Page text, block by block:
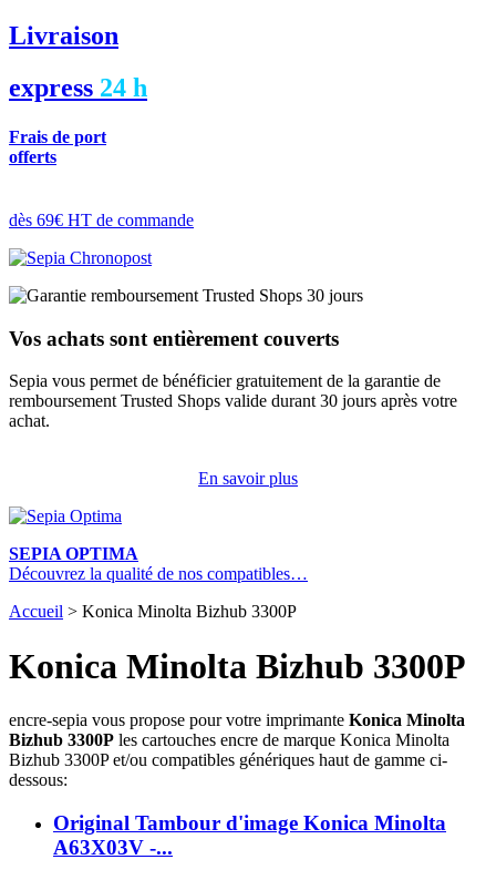
Livraison
express 24 h
Frais de port
offerts
dès 69€ HT de commande
Vos achats sont entièrement couverts
Sepia vous permet de bénéficier gratuitement de la garantie de
remboursement Trusted Shops valide durant 30 jours après votre
achat.
En savoir plus
SEPIA OPTIMA
Découvrez la qualité de nos compatibles…
Accueil > Konica Minolta Bizhub 3300P
Konica Minolta Bizhub 3300P
encre-sepia vous propose pour votre imprimante Konica Minolta
Bizhub 3300P les cartouches encre de marque Konica Minolta
Bizhub 3300P et/ou compatibles génériques haut de gamme ci-
dessous:
Original Tambour d'image Konica Minolta
A63X03V -...